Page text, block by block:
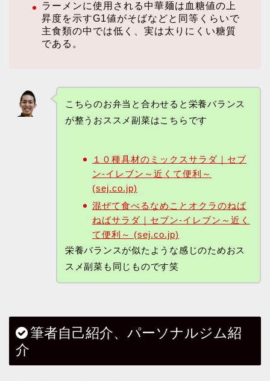
ラーメンに使用される中華麺は血糖値の上
昇度を示すG1値がそばなどと同等くらいで
主食類の中では低く、実は太りにくい糖質
である。
こちらのお弁当と合わせると栄養バランス
が整うおススメ副菜はこちらです
１０種具材のミックスサラダ｜セブ
ン‐イレブン～近くて便利～
(sej.co.jp)
混ぜて食べるなめことオクラのねば
ねばサラダ｜セブン‐イレブン～近く
て便利～ (sej.co.jp)
栄養バランスが似たような感じのためおス
スメ副菜も同じものです笑
筆者自己紹介、パーソナルジム紹
介